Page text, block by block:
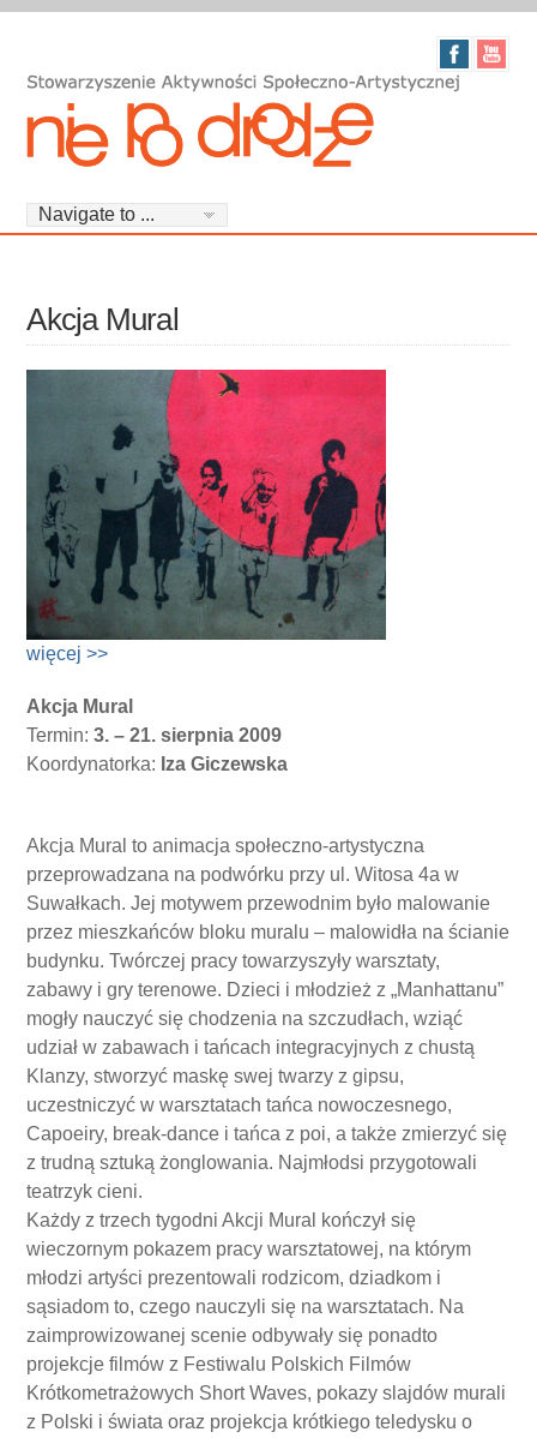
Akcja Mural
więcej >>
Akcja Mural
Termin:3. – 21. sierpnia 2009
Koordynatorka: Iza Giczewska
Akcja Mural to animacja społeczno-artystyczna
przeprowadzana na podwórku przy ul. Witosa 4a w
Suwałkach. Jej motywem przewodnim było malowanie
przez mieszkańców bloku muralu – malowidła na ścianie
budynku. Twórczej pracy towarzyszyły warsztaty,
zabawy i gry terenowe. Dzieci i młodzież z „Manhattanu”
mogły nauczyć się chodzenia na szczudłach, wziąć
udział w zabawach i tańcach integracyjnych z chustą
Klanzy, stworzyć maskę swej twarzy z gipsu,
uczestniczyć w warsztatach tańca nowoczesnego,
Capoeiry, break-dance i tańca z poi, a także zmierzyć się
z trudną sztuką żonglowania. Najmłodsi przygotowali
teatrzyk cieni.
Każdy z trzech tygodni Akcji Mural kończył się
wieczornym pokazem pracy warsztatowej, na którym
młodzi artyści prezentowali rodzicom, dziadkom i
sąsiadom to, czego nauczyli się na warsztatach. Na
zaimprowizowanej scenie odbywały się ponadto
projekcje filmów z Festiwalu Polskich Filmów
Krótkometrażowych Short Waves, pokazy slajdów murali
z Polski i świata oraz projekcja krótkiego teledysku o